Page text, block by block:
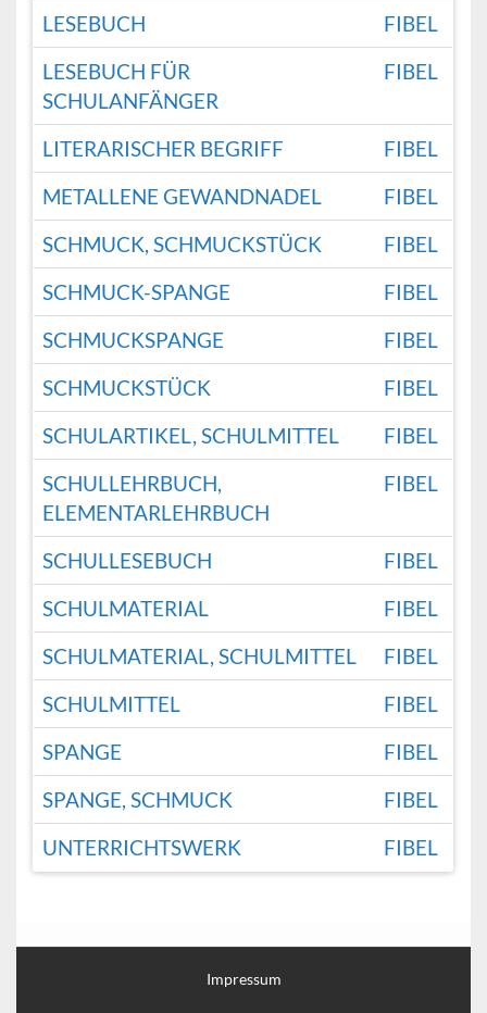
LESEBUCH
FIBEL
LESEBUCH FÜR
SCHULANFÄNGER
FIBEL
LITERARISCHER BEGRIFF
FIBEL
METALLENE GEWANDNADEL
FIBEL
SCHMUCK, SCHMUCKSTÜCK
FIBEL
SCHMUCK-SPANGE
FIBEL
SCHMUCKSPANGE
FIBEL
SCHMUCKSTÜCK
FIBEL
SCHULARTIKEL, SCHULMITTEL
FIBEL
SCHULLEHRBUCH,
ELEMENTARLEHRBUCH
FIBEL
SCHULLESEBUCH
FIBEL
SCHULMATERIAL
FIBEL
SCHULMATERIAL, SCHULMITTEL
FIBEL
SCHULMITTEL
FIBEL
SPANGE
FIBEL
SPANGE, SCHMUCK
FIBEL
UNTERRICHTSWERK
FIBEL
Impressum